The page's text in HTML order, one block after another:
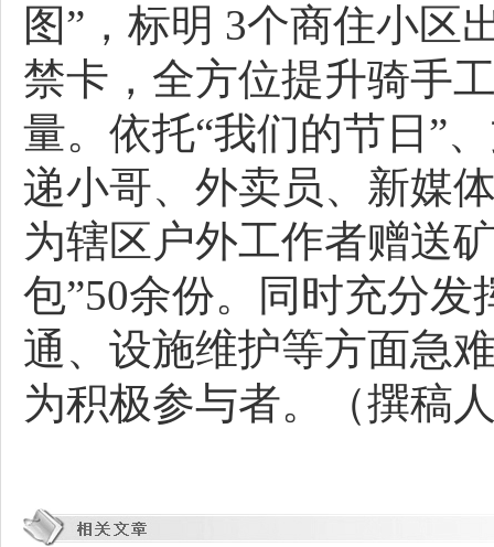
图”，标明 3个商住小区
禁卡，全方位提升骑手
量。依托“我们的节日”
递小哥、外卖员、新媒
为辖区户外工作者赠送
包”50余份。同时充分
通、设施维护等方面急
为积极参与者。（撰稿